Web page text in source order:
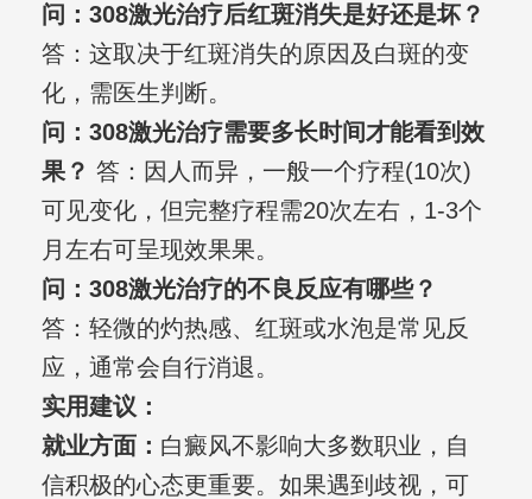
问：308激光治疗后红斑消失是好还是坏？
答：这取决于红斑消失的原因及白斑的变
化，需医生判断。
问：308激光治疗需要多长时间才能看到效
果？ 答：因人而异，一般一个疗程(10次)
可见变化，但完整疗程需20次左右，1-3个
月左右可呈现效果果。
问：308激光治疗的不良反应有哪些？
答：轻微的灼热感、红斑或水泡是常见反
应，通常会自行消退。
实用建议：
就业方面： 白癜风不影响大多数职业，自
信积极的心态更重要。如果遇到歧视，可